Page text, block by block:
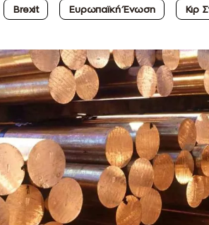
Brexit Ευρωπαϊκή Ένωση Κιρ